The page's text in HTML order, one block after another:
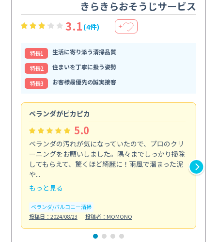
きらきらおそうじサービス
3.1 (4件) ＋
特⻑1
生活に寄り添う清掃品質
特⻑2
住まいを丁寧に扱う姿勢
特⻑3
お客様最優先の誠実接客
ベランダがピカピカ
5.0
ベランダの汚れが気になっていたので、プロのクリ
ーニングをお願いしました。隅々までしっかり掃除
してもらえて、驚くほど綺麗に！雨風で溜まった泥
や...
もっと見る
ベランダ/バルコニー清掃
投稿日：2024/08/23
投稿者：MOMONO